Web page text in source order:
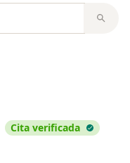
Cita verificada